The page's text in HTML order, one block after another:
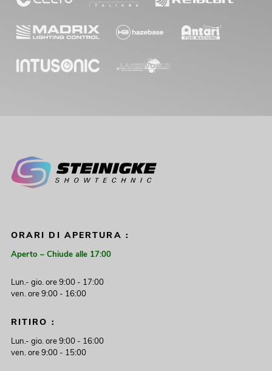
ORARI DI APERTURA :
Aperto – Chiude alle 17:00
Lun.- gio. ore 9:00 - 17:00
ven. ore 9:00 - 16:00
RITIRO :
Lun.- gio. ore 9:00 - 16:00
ven. ore 9:00 - 15:00